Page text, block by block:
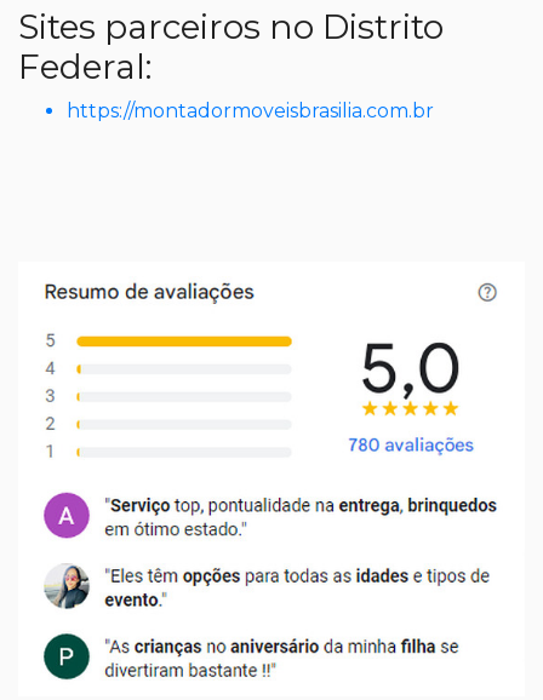
Sites parceiros no Distrito
Federal:
https://montadormoveisbrasilia.com.br